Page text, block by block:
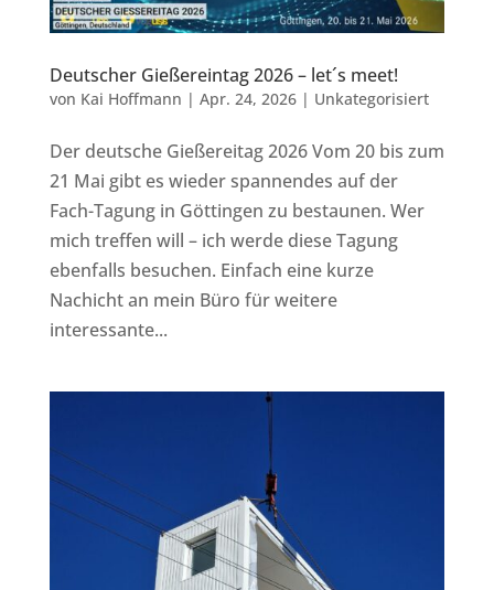
Deutscher Gießereintag 2026 – let´s meet!
von Kai Hoffmann | Apr. 24, 2026| Unkategorisiert
Der deutsche Gießereitag 2026 Vom 20 bis zum
21 Mai gibt es wieder spannendes auf der
Fach-Tagung in Göttingen zu bestaunen. Wer
mich treffen will – ich werde diese Tagung
ebenfalls besuchen. Einfach eine kurze
Nachicht an mein Büro für weitere
interessante...